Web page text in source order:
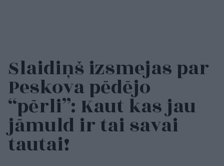
Slaidiņš izsmejas par
Peskova pēdējo
“pērli”: Kaut kas jau
jāmuld ir tai savai
tautai!